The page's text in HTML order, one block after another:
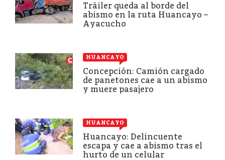
Tráiler queda al borde del
abismo en la ruta Huancayo –
Ayacucho
HUANCAYO
Concepción: Camión cargado
de panetones cae a un abismo
y muere pasajero
HUANCAYO
Huancayo: Delincuente
escapa y cae a abismo tras el
hurto de un celular